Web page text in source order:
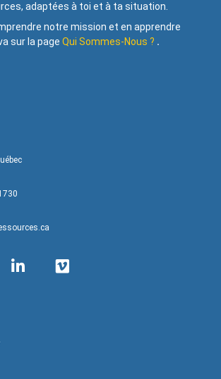
adaptées à toi et à ta situation.
notre mission et en apprendre
sur la page Qui Sommes-Nous ? .